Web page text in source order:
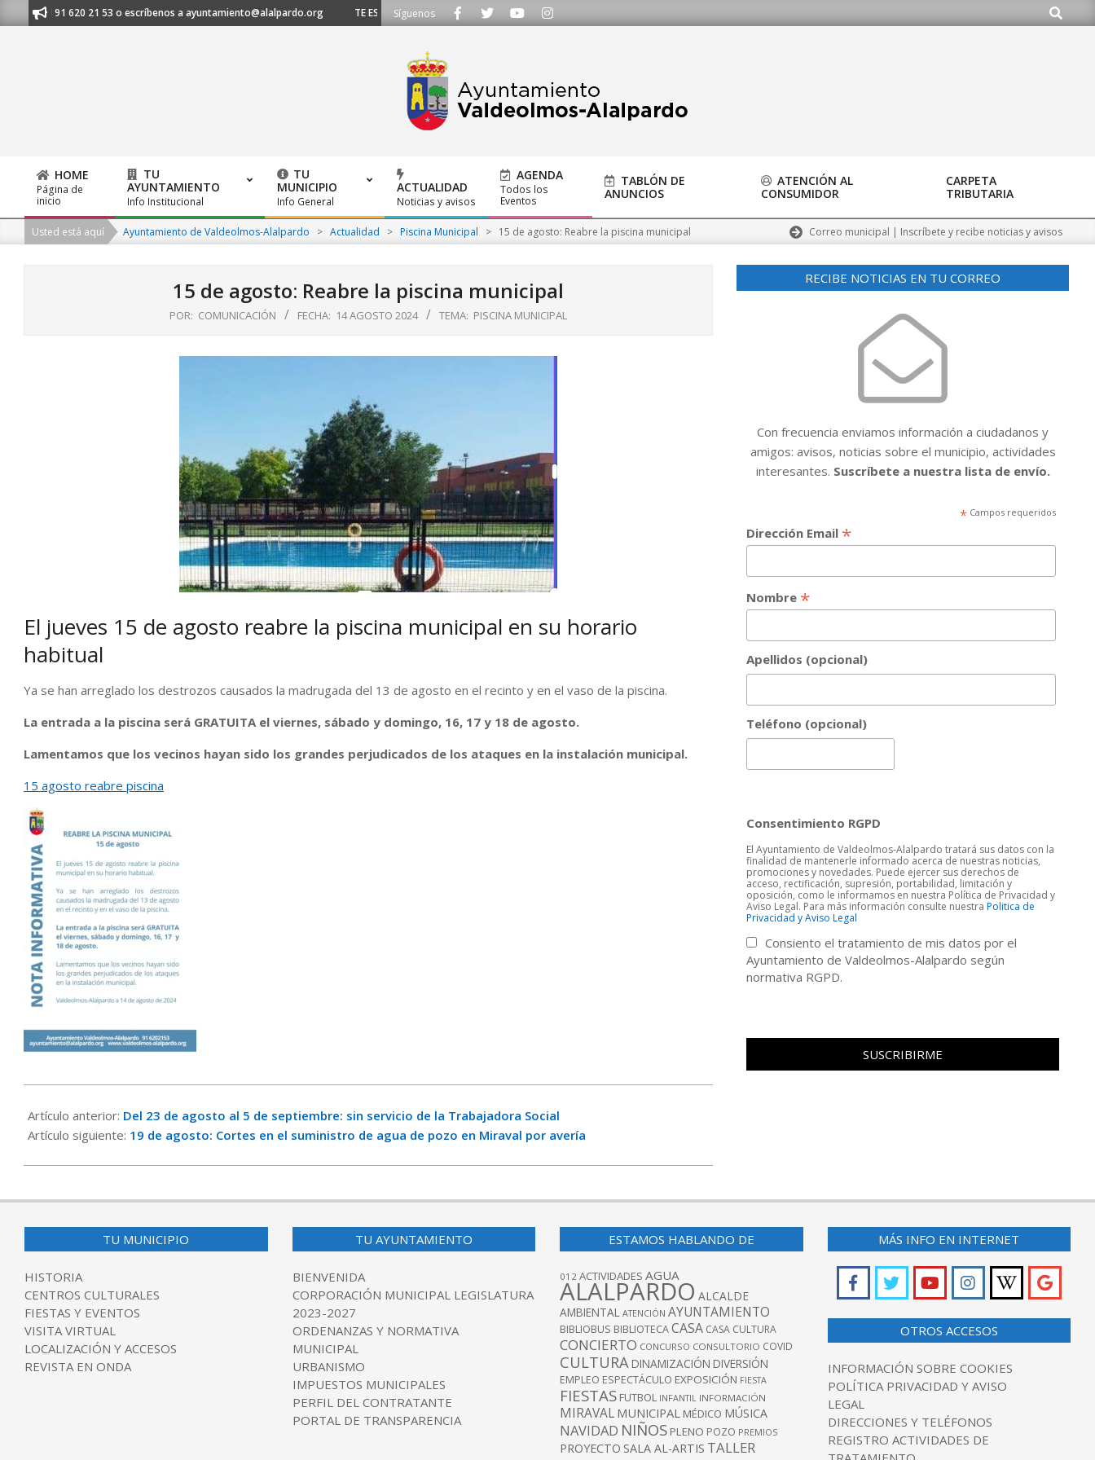
to
al 91 620 21 53 o escríbenos a ayuntamiento@alalpardo.org TE ESCUCHAMOS - Llámanos al 91 620 21 53 o escríbenos a ayuntamiento@alalpardo.org
Síguenos Buscar
Primary
Navigation
Menu
HOME
Página de
inicio
TU
AYUNTAMIENTO
Info Institucional
TU
MUNICIPIO
Info General
ACTUALIDAD
Noticias y avisos
AGENDA
Todos los
Eventos
TABLÓN DE
ANUNCIOS
ATENCIÓN AL
CONSUMIDOR
CARPETA
TRIBUTARIA
Usted está aquí Ayuntamiento de Valdeolmos-Alalpardo > Actualidad > Piscina Municipal > 15 de agosto: Reabre la piscina municipal Correo municipal | Inscríbete y recibe noticias y avisos
15 de agosto: Reabre la piscina municipal
POR: COMUNICACIÓN FECHA: 14 AGOSTO 2024 TEMA: PISCINA MUNICIPAL
El jueves 15 de agosto reabre la piscina municipal en su horario
habitual
Ya se han arreglado los destrozos causados la madrugada del 13 de agosto en el recinto y en el vaso de la piscina.
La entrada a la piscina será GRATUITA el viernes, sábado y domingo, 16, 17 y 18 de agosto.
Lamentamos que los vecinos hayan sido los grandes perjudicados de los ataques en la instalación municipal.
15 agosto reabre piscina
08-
14
Artículo anterior: Del 23 de agosto al 5 de septiembre: sin servicio de la Trabajadora Social
Artículo siguiente: 19 de agosto: Cortes en el suministro de agua de pozo en Miraval por avería
RECIBE NOTICIAS EN TU CORREO
Con frecuencia enviamos información a ciudadanos y
amigos: avisos, noticias sobre el municipio, actividades
interesantes. Suscríbete a nuestra lista de envío.
* Campos requeridos
Dirección Email *
Nombre *
Apellidos (opcional)
Teléfono (opcional)
Consentimiento RGPD
El Ayuntamiento de Valdeolmos-Alalpardo tratará sus datos con la
finalidad de mantenerle informado acerca de nuestras noticias,
promociones y novedades. Puede ejercer sus derechos de
acceso, rectificación, supresión, portabilidad, limitación y
oposición, como le informamos en nuestra Política de Privacidad y
Aviso Legal. Para más información consulte nuestraPolitica de
Privacidad y Aviso Legal
Consiento el tratamiento de mis datos por el
Ayuntamiento de Valdeolmos-Alalpardo según
normativa RGPD.
TU MUNICIPIO
HISTORIA
CENTROS CULTURALES
FIESTAS Y EVENTOS
VISITA VIRTUAL
LOCALIZACIÓN Y ACCESOS
REVISTA EN ONDA
TU AYUNTAMIENTO
BIENVENIDA
CORPORACIÓN MUNICIPAL LEGISLATURA
2023-2027
ORDENANZAS Y NORMATIVA
MUNICIPAL
URBANISMO
IMPUESTOS MUNICIPALES
PERFIL DEL CONTRATANTE
PORTAL DE TRANSPARENCIA
ESTAMOS HABLANDO DE
012 ACTIVIDADES AGUA
ALALPARDO ALCALDE
AMBIENTAL ATENCIÓN AYUNTAMIENTO
BIBLIOBUS BIBLIOTECACASA CASA CULTURA
CONCIERTO CONCURSO CONSULTORIO COVID
CULTURA DINAMIZACIÓN DIVERSIÓN
EMPLEO ESPECTÁCULO EXPOSICIÓN FIESTA
FIESTAS FUTBOL INFANTIL INFORMACIÓN
MIRAVAL MUNICIPAL MÉDICO MÚSICA
NAVIDAD NIÑOS PLENO POZO PREMIOS
PROYECTO SALA AL-ARTIS TALLER
MÁS INFO EN INTERNET
OTROS ACCESOS
INFORMACIÓN SOBRE COOKIES
POLÍTICA PRIVACIDAD Y AVISO
LEGAL
DIRECCIONES Y TELÉFONOS
REGISTRO ACTIVIDADES DE